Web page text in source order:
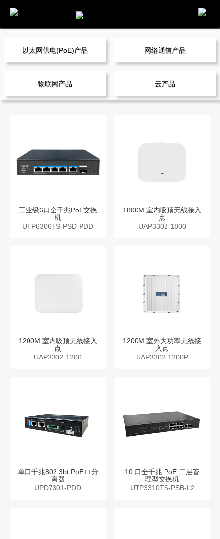
以太网供电(PoE)产品 网络通信产品
物联网产品 云产品
工业级6口全千兆PoE交换
机
UTP6306TS-PSD-PDD
1800M 室内吸顶无线接入
点
UAP3302-1800
1200M 室内吸顶无线接入
点
UAP3302-1200
1200M 室外大功率无线接
入点
UAP3302-1200P
单口千兆802.3bt PoE++分
离器
UPD7301-PDD
10 口全千兆 PoE 二层管
理型交换机
UTP3310TS-PSB-L2
电话 留言